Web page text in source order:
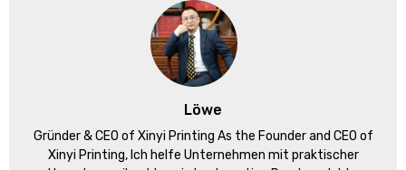
Löwe
Gründer &CEO of Xinyi Printing As the Founder and CEO of
Xinyi Printing, Ich helfe Unternehmen mit praktischer